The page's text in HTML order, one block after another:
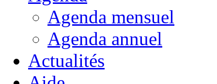
Agenda mensuel
Agenda annuel
Actualités